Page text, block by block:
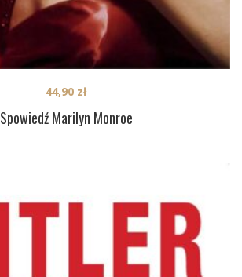
Spowiedź Marilyn Monroe
44,90 zł